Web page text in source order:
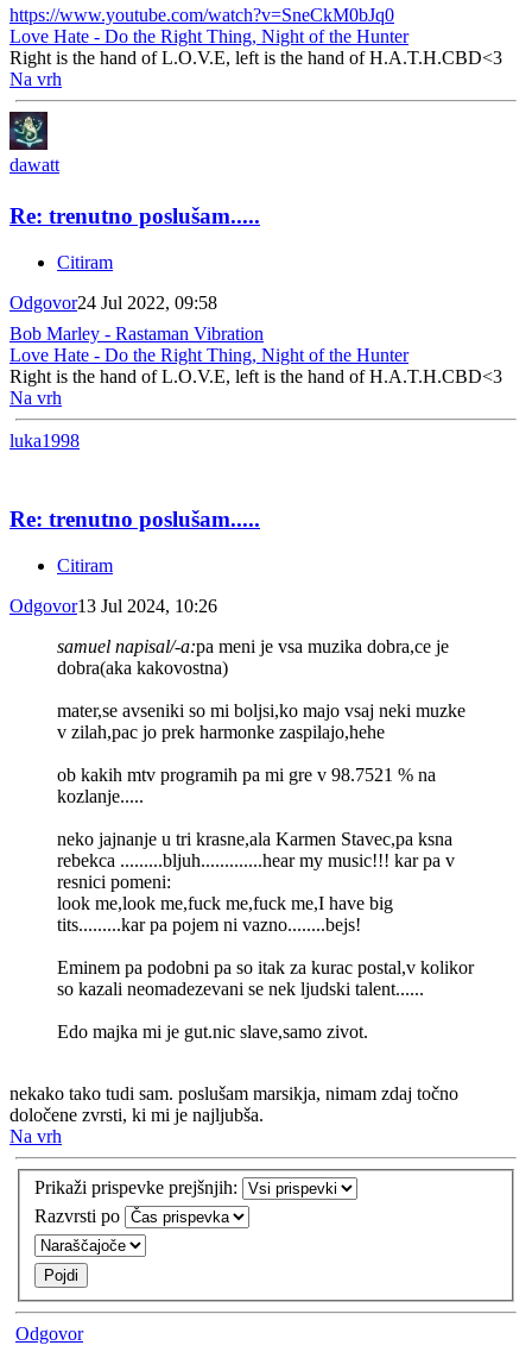
https://www.youtube.com/watch?v=SneCkM0bJq0
Love Hate - Do the Right Thing, Night of the Hunter
Right is the hand of L.O.V.E, left is the hand of H.A.T.H.CBD<3
Na vrh
dawatt
Re: trenutno poslušam.....
Citiram
Odgovor24 Jul 2022, 09:58
Bob Marley - Rastaman Vibration
Love Hate - Do the Right Thing, Night of the Hunter
Right is the hand of L.O.V.E, left is the hand of H.A.T.H.CBD<3
Na vrh
luka1998
Re: trenutno poslušam.....
Citiram
Odgovor13 Jul 2024, 10:26
samuel napisal/-a:pa meni je vsa muzika dobra,ce je
dobra(aka kakovostna)
mater,se avseniki so mi boljsi,ko majo vsaj neki muzke
v zilah,pac jo prek harmonke zaspilajo,hehe
ob kakih mtv programih pa mi gre v 98.7521 % na
kozlanje.....
neko jajnanje u tri krasne,ala Karmen Stavec,pa ksna
rebekca .........bljuh.............hear my music!!! kar pa v
resnici pomeni:
look me,look me,fuck me,fuck me,I have big
tits.........kar pa pojem ni vazno........bejs!
Eminem pa podobni pa so itak za kurac postal,v kolikor
so kazali neomadezevani se nek ljudski talent......
Edo majka mi je gut.nic slave,samo zivot.
nekako tako tudi sam. poslušam marsikja, nimam zdaj točno
določene zvrsti, ki mi je najljubša.
Na vrh
Prikaži prispevke prejšnjih:
Razvrsti po
Odgovor